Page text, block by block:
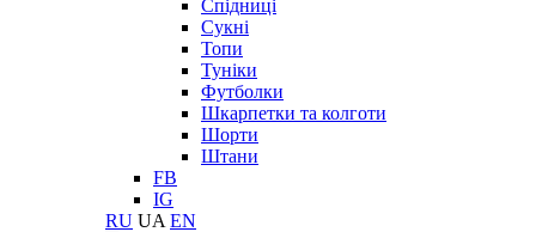
Спідниці
Сукні
Топи
Туніки
Футболки
Шкарпетки та колготи
Шорти
Штани
FB
IG
RU UA EN